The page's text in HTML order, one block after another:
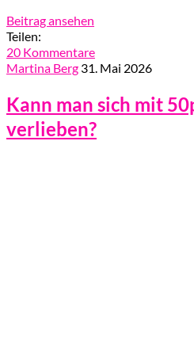
Beitrag ansehen
Teilen:
20 Kommentare
Martina Berg 31. Mai 2026
Kann man sich mit
verlieben?